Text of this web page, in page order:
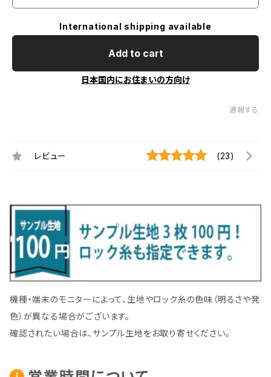
International shipping available
Add to cart
日本国内にお住まいの方向け
通報する
レビュー (23)
機種・端末のモニターによって、生地やロック糸の色味（明るさや発
色）が異なる場合がございます。
確認されたい場合は、サンプル生地をお取り寄せください。